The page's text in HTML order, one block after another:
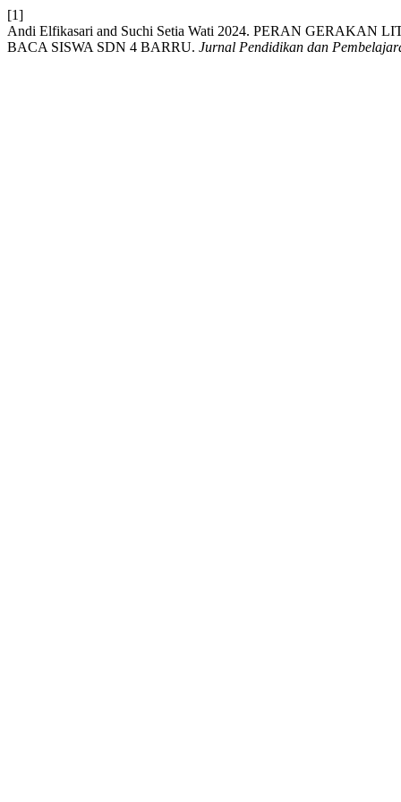
[1]
Andi Elfikasari and Suchi Setia Wati 2024. PERAN
BACA SISWA SDN 4 BARRU. Jurnal Pendidikan dan